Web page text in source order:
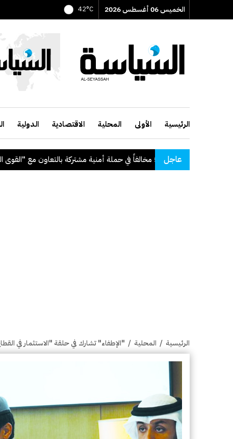
الخميس 06 أغسطس 2026 42°C
الرئيسية الأولى المحلية الاقتصادية الدولية
عاجل
الرئيسية / المحلية / "الإطفاء" تشارك في حلقة "الاستثمار في